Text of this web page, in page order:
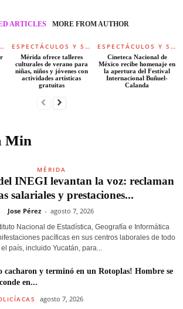
ARTICLES MORE FROM AUTHOR
ESPECTÁCULOS Y SOCIALES ESPECTÁCULOS Y SOCIALES
Mérida ofrece talleres
culturales de verano para
niñas, niños y jóvenes con
actividades artísticas
gratuitas
ESPECTÁCULOS Y SOCIALES
Cineteca Nacional de
México recibe homenaje en
la apertura del Festival
Internacional Buñuel-
Calanda
Min
MÉRIDA
INEGI levantan la voz: reclaman
salariales y prestaciones...
Jose Pérez - agosto 7, 2026
Nacional de Estadística, Geografía e Informática
pacíficas en sus centros laborales de todo
el país, incluido Yucatán, para...
cacharon y terminó en un Rotoplas! Hombre se
en...
agosto 7, 2026